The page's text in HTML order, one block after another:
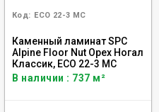
Код: ECO 22-3 MC
Каменный ламинат SPC
Alpine Floor Nut Орех Ногал
Классик, ECO 22-3 MC
В наличии : 737 м²